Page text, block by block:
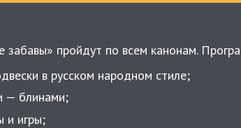
пройдут по всем канонам.
в русском народном стиле;
— блинами;
и игры;